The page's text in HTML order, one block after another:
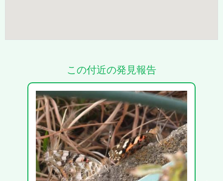
この付近の発見報告